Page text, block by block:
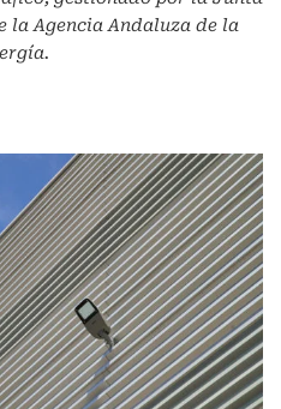
la Agencia Andaluza de la